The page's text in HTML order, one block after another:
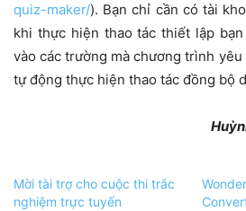
quiz-maker/). Bạn chỉ cần có tài
khi thực hiện thao tác thiết lập
vào các trường mà chương trình
tự động thực hiện thao tác đồng bộ
Mời tài trợ cho cuộc thi trắc
nghiệm trực tuyến